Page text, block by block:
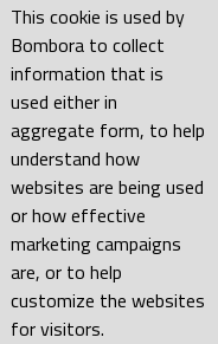
This cookie is used by
Bombora to collect
information that is
used either in
aggregate form, to help
understand how
websites are being used
or how effective
marketing campaigns
are, or to help
customize the websites
for visitors.